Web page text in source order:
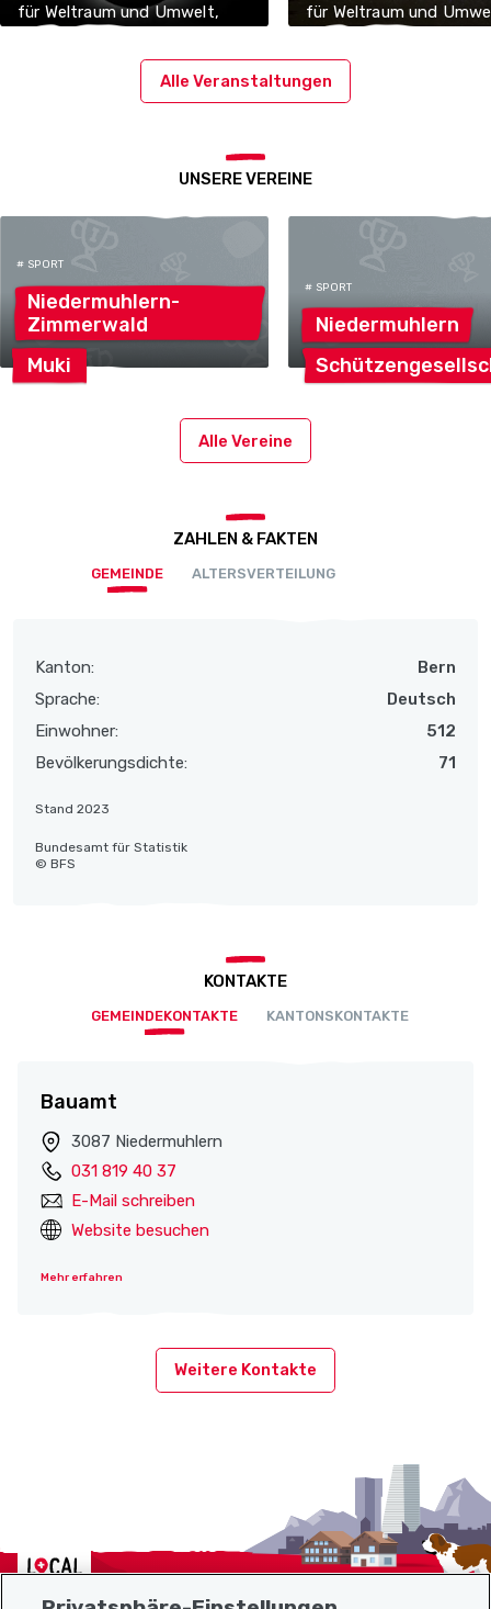
für Weltraum und Umwelt,
für Weltraum und
Alle Veranstaltungen
UNSERE VEREINE
# SPORT
Niedermuhlern-
Zimmerwald
Muki
# SPORT
Niedermuhlern
Alle Vereine
ZAHLEN & FAKTEN
GEMEINDE ALTERSVERTEILUNG
Kanton:
Bern
Sprache:
Deutsch
Einwohner:
512
Bevölkerungsdichte:
71
Stand 2023
Bundesamt für Statistik
© BFS
KONTAKTE
GEMEINDEKONTAKTE KANTONSKONTAKTE
Bauamt
3087 Niedermuhlern
031 819 40 37
E-Mail schreiben
Website besuchen
Mehr erfahren
Weitere Kontakte
Localcities